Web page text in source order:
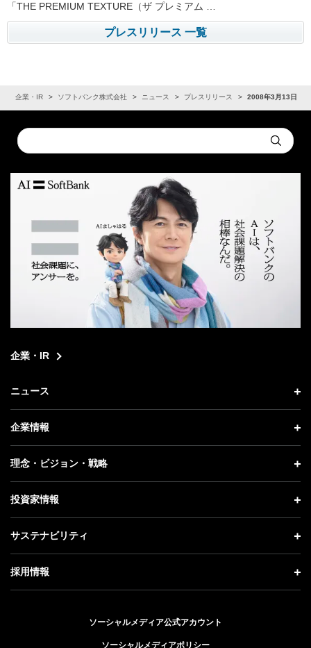
「THE PREMIUM TEXTURE（ザ プレミアム …
プレスリリース 一覧
企業・IR ソフトバンク株式会社 ニュース プレスリリース 2008年3月13日
Conduct
a
Submit
企業・IR
ニュース
ニュース トップ
プレスリリース
更新情報
記者説明会
企業情報
企業情報 トップ
社長メッセージ
事業紹介
ガバナンス
理念・ビジョン・戦略
理念・ビジョン・戦略 トップ
成長戦略「Activate AI for Society」
人材戦略
投資家情報
投資家情報 トップ
経営方針
個人投資家の皆さまへ
サステナビリティ
サステナビリティ トップ
トップメッセージ
ESG方針・体制
採用情報
ソーシャルメディア公式アカウント
ソーシャルメディアポリシー